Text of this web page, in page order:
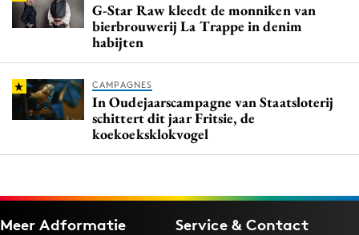
G-Star Raw kleedt de monniken van
bierbrouwerij La Trappe in denim
habijten
CAMPAGNES
In Oudejaarscampagne van Staatsloterij
schittert dit jaar Fritsie, de
koekoeksklokvogel
Meer Adformatie Service & Contact